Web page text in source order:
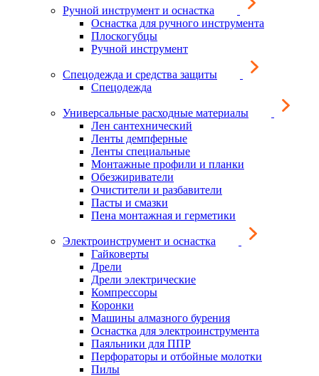
Ручной инструмент и оснастка
Оснастка для ручного инструмента
Плоскогубцы
Ручной инструмент
Спецодежда и средства защиты
Спецодежда
Универсальные расходные материалы
Лен сантехнический
Ленты демпферные
Ленты специальные
Монтажные профили и планки
Обезжириватели
Очистители и разбавители
Пасты и смазки
Пена монтажная и герметики
Электроинструмент и оснастка
Гайковерты
Дрели
Дрели электрические
Компрессоры
Коронки
Машины алмазного бурения
Оснастка для электроинструмента
Паяльники для ППР
Перфораторы и отбойные молотки
Пилы